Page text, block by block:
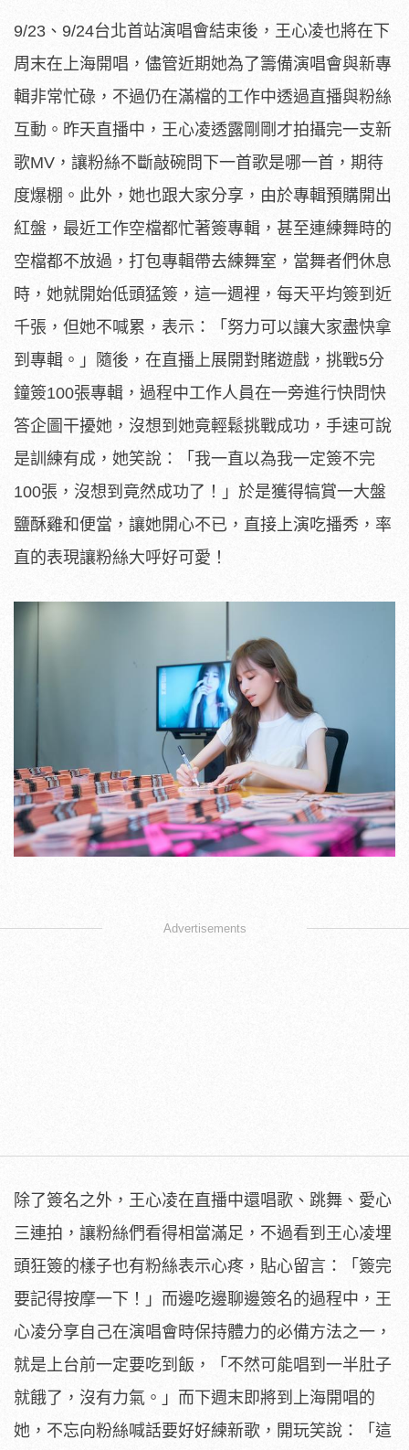
9/23、9/24台北首站演唱會結束後， 王心凌也將在下
周末在上海開唱， 儘管近期她為了籌備演唱會與新專
輯非常忙碌， 不過仍在滿檔的工作中透過直播與粉絲
互動。昨天直播中， 王心凌透露剛剛才拍攝完一支新
歌MV， 讓粉絲不斷敲碗問下一首歌是哪一首，期待
度爆棚。此外， 她也跟大家分享，由於專輯預購開出
紅盤， 最近工作空檔都忙著簽專輯，甚至連練舞時的
空檔都不放過， 打包專輯帶去練舞室，當舞者們休息
時，她就開始低頭猛簽， 這一週裡，每天平均簽到近
千張，但她不喊累，表示：「 努力可以讓大家盡快拿
到專輯。」隨後，在直播上展開對賭遊戲， 挑戰5分
鐘簽100張專輯， 過程中工作人員在一旁進行快問快
答企圖干擾她， 沒想到她竟輕鬆挑戰成功，手速可說
是訓練有成，她笑說：「 我一直以為我一定簽不完
100張，沒想到竟然成功了！」 於是獲得犒賞一大盤
鹽酥雞和便當，讓她開心不已， 直接上演吃播秀，率
直的表現讓粉絲大呼好可愛！
Advertisements
除了簽名之外，王心凌在直播中還唱歌、跳舞、愛心
三連拍， 讓粉絲們看得相當滿足， 不過看到王心凌埋
頭狂簽的樣子也有粉絲表示心疼，貼心留言：「 簽完
要記得按摩一下！」而邊吃邊聊邊簽名的過程中， 王
心凌分享自己在演唱會時保持體力的必備方法之一，
就是上台前一定要吃到飯，「不然可能唱到一半肚子
就餓了， 沒有力氣。」而下週末即將到上海開唱的
她， 不忘向粉絲喊話要好好練新歌，開玩笑說：「這